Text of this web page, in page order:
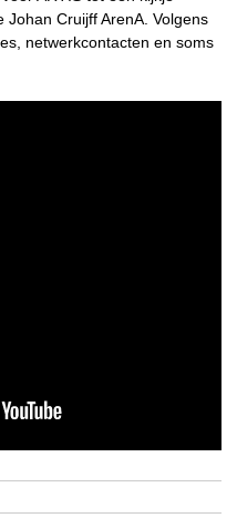
Johan Cruijff ArenA. Volgens
netwerkcontacten en soms